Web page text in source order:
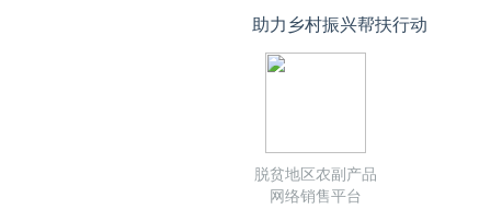
助力乡村振兴帮扶行动
脱贫地区农副产品
网络销售平台